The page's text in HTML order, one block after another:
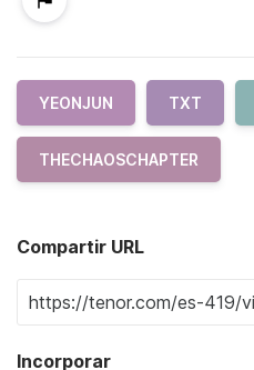
YEONJUN TXT
THECHAOSCHAPTER
Compartir URL
Incorporar